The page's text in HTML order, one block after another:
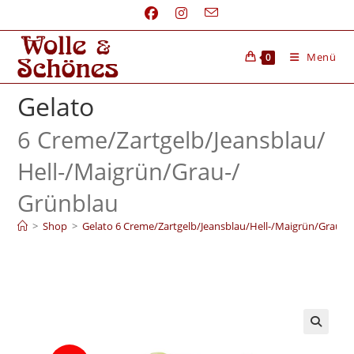
0 Menü
Gelato
6 Creme/Zartgelb/Jeansblau/
Hell-/Maigrün/Grau-/
Grünblau
> Shop > Gelato 6 Creme/Zartgelb/Jeansblau/Hell-/Maigrün/Grau-/